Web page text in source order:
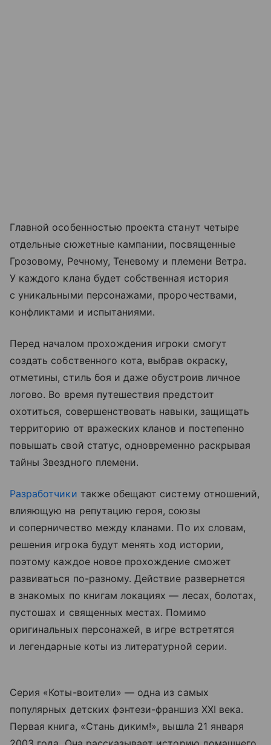
Главной особенностью проекта станут четыре
отдельные сюжетные кампании, посвященные
Грозовому, Речному, Теневому и племени Ветра.
У каждого клана будет собственная история
с уникальными персонажами, пророчествами,
конфликтами и испытаниями.
Перед началом прохождения игроки смогут
создать собственного кота, выбрав окраску,
отметины, стиль боя и даже обустроив личное
логово. Во время путешествия предстоит
охотиться, совершенствовать навыки, защищать
территорию от вражеских кланов и постепенно
повышать свой статус, одновременно раскрывая
тайны Звездного племени.
Разработчики также обещают систему отношений,
влияющую на репутацию героя, союзы
и соперничество между кланами. По их словам,
решения игрока будут менять ход истории,
поэтому каждое новое прохождение сможет
развиваться по-разному. Действие развернется
в знакомых по книгам локациях — лесах, болотах,
пустошах и священных местах. Помимо
оригинальных персонажей, в игре встретятся
и легендарные коты из литературной серии.
Серия «Коты-воители» — одна из самых
популярных детских фэнтези-франшиз XXI века.
Первая книга, «Стань диким!», вышла 21 января